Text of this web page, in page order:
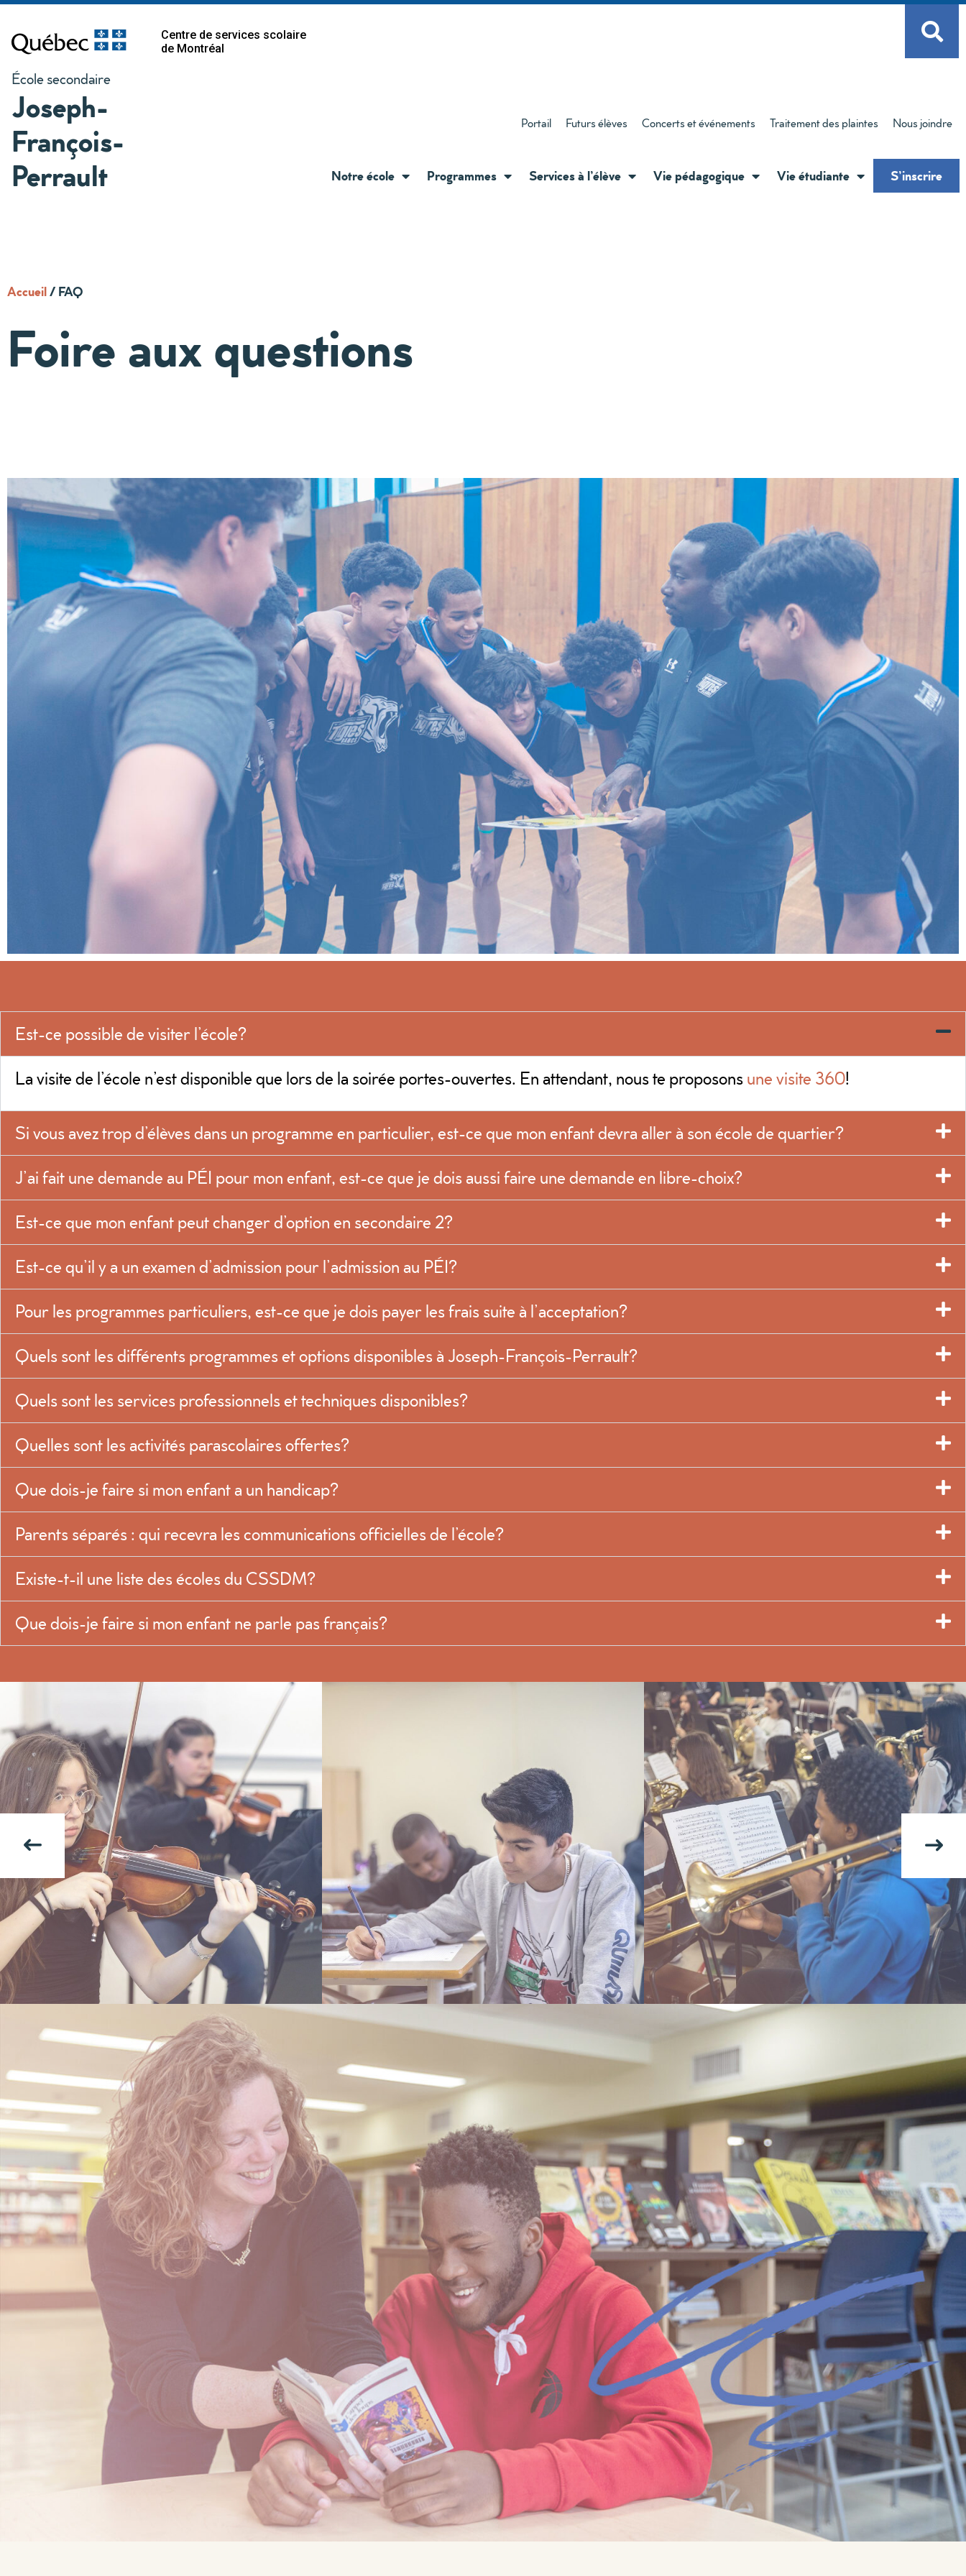
Centre de services scolaire
de Montréal
École secondaire
Joseph-
François-
Perrault
Portail Futurs élèves Concerts et événements Traitement des plaintes Nous joindre
Notre école Programmes Services à l’élève Vie pédagogique Vie étudiante S’inscrire
Accueil/FAQ
Foire aux questions
Est-ce possible de visiter l’école?
La visite de l’école n’est disponible que lors de la soirée portes-ouvertes. En attendant, nous te proposonsune visite 360!
Si vous avez trop d’élèves dans un programme en particulier, est-ce que mon enfant devra aller à son école de quartier?
J’ai fait une demande au PÉI pour mon enfant, est-ce que je dois aussi faire une demande en libre-choix?
Est-ce que mon enfant peut changer d’option en secondaire 2?
Est-ce qu’il y a un examen d’admission pour l’admission au PÉI?
Pour les programmes particuliers, est-ce que je dois payer les frais suite à l’acceptation?
Quels sont les différents programmes et options disponibles à Joseph-François-Perrault?
Quels sont les services professionnels et techniques disponibles?
Quelles sont les activités parascolaires offertes?
Que dois-je faire si mon enfant a un handicap?
Parents séparés : qui recevra les communications officielles de l’école?
Existe-t-il une liste des écoles du CSSDM?
Que dois-je faire si mon enfant ne parle pas français?